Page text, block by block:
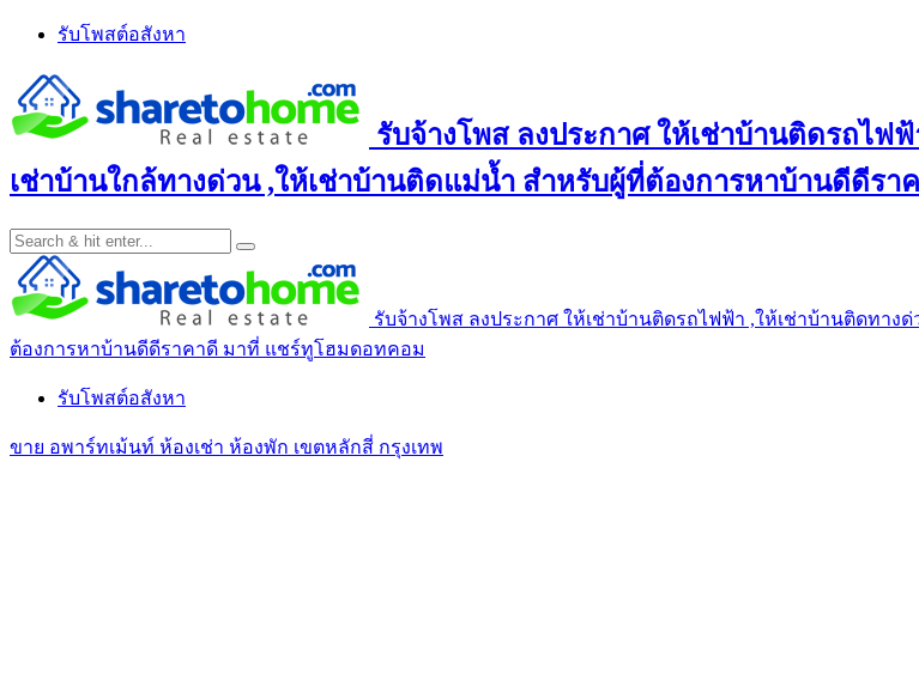
Skip
content
รับโพสต์อสังหา
รับจ้างโพส ลงประกาศ ให้เช่าบ้านติดรถไฟ
เช่าบ้านใกล้ทางด่วน ,ให้เช่าบ้านติดแม่น้ำ สำหรับผู้ที่ต้องการหาบ้านดีดีร
รับจ้างโพส ลงประกาศ ให้เช่าบ้านติดรถไฟฟ้า ,ให้เช่าบ้านติดทาง
ต้องการหาบ้านดีดีราคาดี มาที่ แชร์ทูโฮมดอทคอม
รับโพสต์อสังหา
ขาย อพาร์ทเม้นท์ ห้องเช่า ห้องพัก เขตหลักสี่ กรุงเทพ